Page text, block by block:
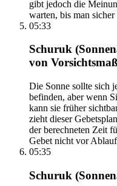
gibt jedoch die
warten, bis man
05:33
Schuruk
von
Die Sonne sollte sich
befinden, aber wenn
kann sie früher
zieht dieser
der berechneten Zeit
Gebet nicht vor
05:35
Schuruk